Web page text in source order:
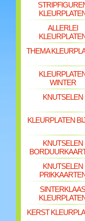
ALLERLEI
THEMA
WINTER
KNUTSELEN
KLEURPLATEN
KNUTSELEN
KNUTSELEN
SINTERKLAAS
KERST